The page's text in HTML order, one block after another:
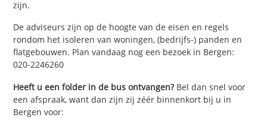
zijn.
De adviseurs zijn op de hoogte van de eisen en regels
rondom het isoleren van woningen, (bedrijfs-) panden en
flatgebouwen. Plan vandaag nog een bezoek in Bergen:
020-2246260
Heeft u een folder in de bus ontvangen?Bel dan snel voor
een afspraak, want dan zijn zij zéér binnenkort bij u in
Bergen voor: